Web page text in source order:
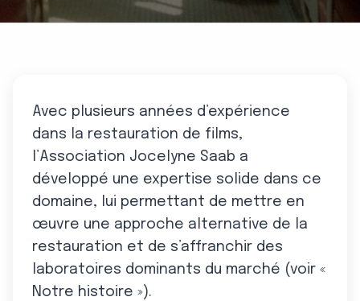
Avec plusieurs années d’expérience
dans la restauration de films,
l’Association Jocelyne Saab a
développé une expertise solide dans ce
domaine, lui permettant de mettre en
œuvre une approche alternative de la
restauration et de s’affranchir des
laboratoires dominants du marché (voir «
Notre histoire »).